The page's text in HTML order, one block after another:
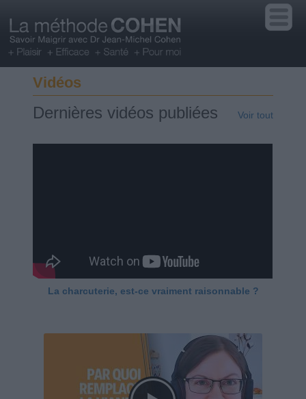
Vidéos
Dernières vidéos publiées Voir tout
La charcuterie, est-ce vraiment raisonnable ?